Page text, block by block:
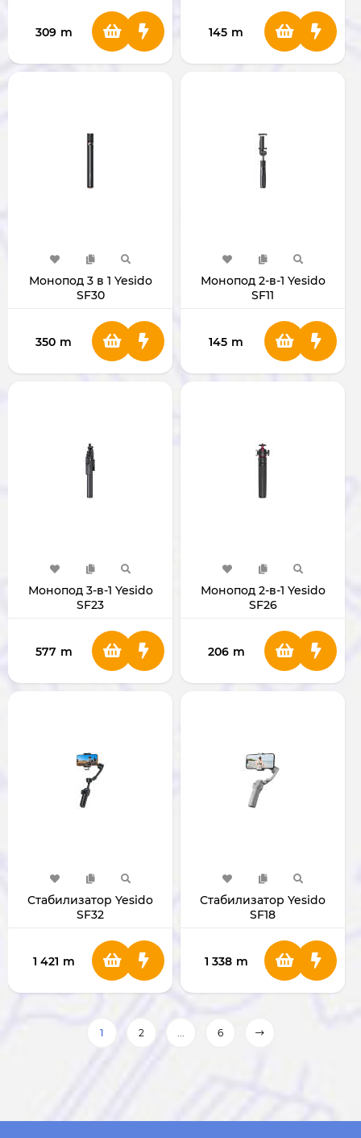
309 m 145 m
Монопод 3 в 1 Yesido
SF30
350 m
Монопод 2-в-1 Yesido
SF11
145 m
Монопод 3-в-1 Yesido
SF23
577 m
Монопод 2-в-1 Yesido
SF26
206 m
Стабилизатор Yesido
SF32
1 421 m
Стабилизатор Yesido
SF18
1 338 m
1 2 ... 6